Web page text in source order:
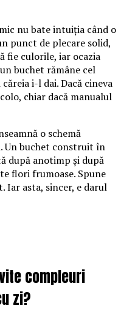
nu bate intuiția când o
punct de plecare solid,
fie culorile, iar ocazia
buchet rămâne cel
i-l dai. Dacă cineva
chiar dacă manualul
o schemă
Un buchet construit în
după anotimp și după
flori frumoase. Spune
Iar asta, sincer, e darul
compleuri
zi?